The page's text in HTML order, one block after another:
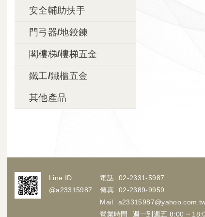
安全輔助扶手
門弓器/地鉸鍊
閣樓梯/樓梯五金
鐵工/鐵櫃五金
其他產品
Line ID
@a23315987
電話
02-2331-5987
傳真
02-2389-9959
Mail
營業時間
週一到週五 8:00 ~